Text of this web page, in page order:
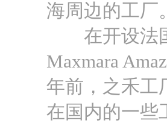
海周边的工厂
在开设法国
Maxmara
年前，之禾工
在国内的一些